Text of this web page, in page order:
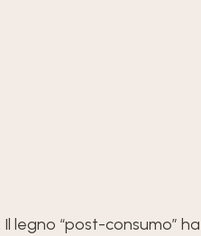
legno “post-consumo”